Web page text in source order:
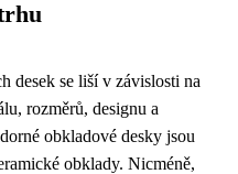
desek se liší v závislosti na
rozměrů, designu a
obkladové desky jsou
obklady. Nicméně,